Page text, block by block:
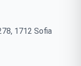
1712 Sofia